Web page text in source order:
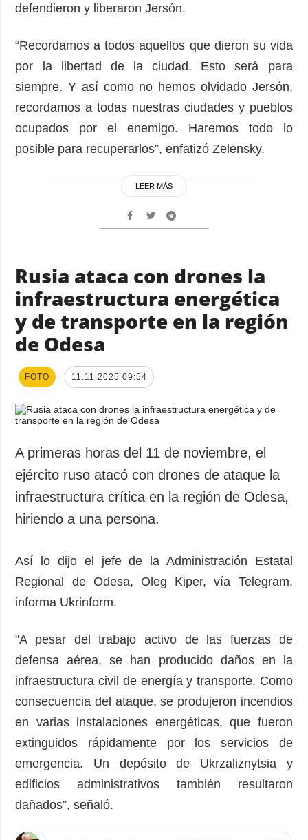
defendieron y liberaron Jersón.
“Recordamos a todos aquellos que dieron su vida
por la libertad de la ciudad. Esto será para
siempre. Y así como no hemos olvidado Jersón,
recordamos a todas nuestras ciudades y pueblos
ocupados por el enemigo. Haremos todo lo
posible para recuperarlos”, enfatizó Zelensky.
LEER MÁS
Rusia ataca con drones la
infraestructura energética
y de transporte en la región
de Odesa
FOTO 11.11.2025 09:54
A primeras horas del 11 de noviembre, el
ejército ruso atacó con drones de ataque la
infraestructura crítica en la región de Odesa,
hiriendo a una persona.
Así lo dijo el jefe de la Administración Estatal
Regional de Odesa, Oleg Kiper, vía Telegram,
informa Ukrinform.
"A pesar del trabajo activo de las fuerzas de
defensa aérea, se han producido daños en la
infraestructura civil de energía y transporte. Como
consecuencia del ataque, se produjeron incendios
en varias instalaciones energéticas, que fueron
extinguidos rápidamente por los servicios de
emergencia. Un depósito de Ukrzaliznytsia y
edificios administrativos también resultaron
dañados”, señaló.